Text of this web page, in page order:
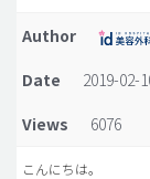
idリアルストーリー
idニュース
病院紹介
Author
Date
2019-02-
Views
6076
こんにちは。